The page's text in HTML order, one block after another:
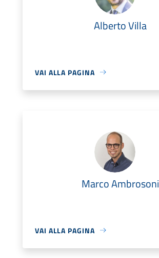
Alberto Villa
VAI ALLA PAGINA
Marco Ambrosoni
VAI ALLA PAGINA